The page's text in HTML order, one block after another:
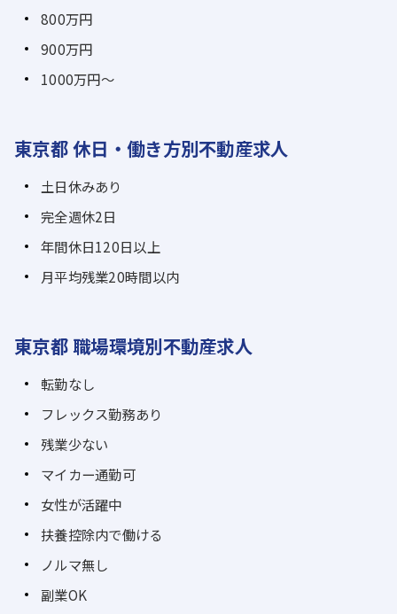
800万円
900万円
1000万円～
東京都 休日・働き方別不動産求人
土日休みあり
完全週休2日
年間休日120日以上
月平均残業20時間以内
東京都 職場環境別不動産求人
転勤なし
フレックス勤務あり
残業少ない
マイカー通勤可
女性が活躍中
扶養控除内で働ける
ノルマ無し
副業OK